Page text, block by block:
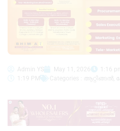
Admin YS May 11, 2026 1:16 pm
1:19 PM
Categories : ആറ്റിങ്ങൽ